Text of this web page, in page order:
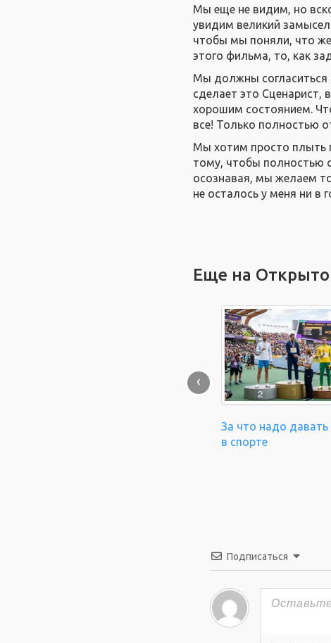
Мы еще не видим, но
увидим великий
чтобы мы поняли, что
этого фильма, то, как
Мы должны согласиться
сделает это
хорошим состоянием.
все! Только полностью
Мы хотим просто плыть
тому, чтобы полностью
осознавая, мы желаем
не осталось у меня ни в
Еще на
За что надо
в спорте
‹
Подписаться